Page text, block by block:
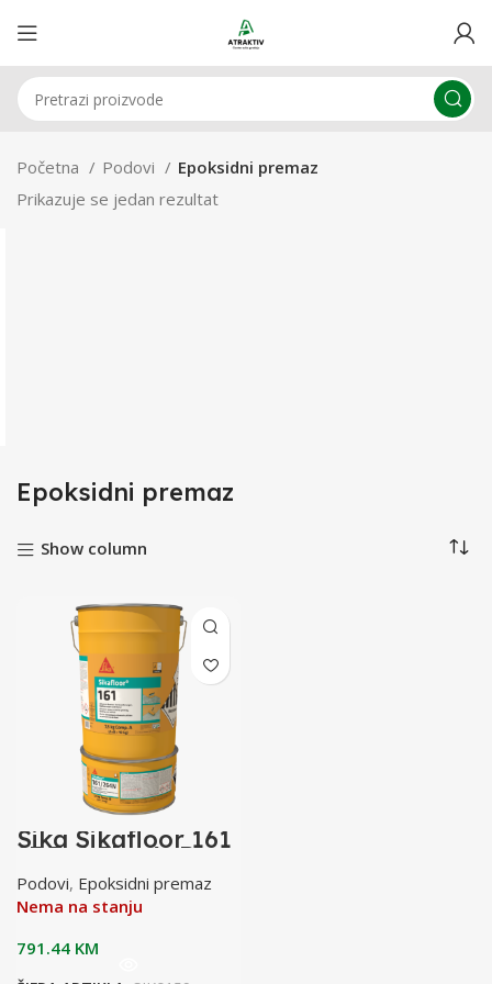
Početna Podovi
Epoksidni premaz
Prikazuje se jedan rezultat
Epoksidni premaz
Show column
Sika Sikafloor 161
23,7+6,3kg A+B
Samoliv
Podovi, Epoksidni premaz
Nema na stanju
791.44 KM